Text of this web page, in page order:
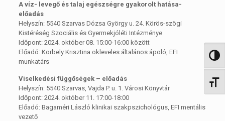
A víz- levegő és talaj egészségre gyakorolt hatása-
előadás
Helyszín: 5540 Szarvas Dózsa György u. 24. Körös-szögi
Kistéréség Szociális és Gyermekjóléti Intézménye
Időpont: 2024. október 08. 15:00-16:00 között
Előadó: Korbely Krisztina okleveles általános ápoló, EFI
munkatárs
Viselkedési függőségek – előadás
Helyszín: 5540 Szarvas, Vajda P. u. 1. Városi Könyvtár
Időpont: 2024. október 11. 17:00-18:00
Előadó: Bagaméri László klinikai szakpszichológus, EFI mentális
vezető